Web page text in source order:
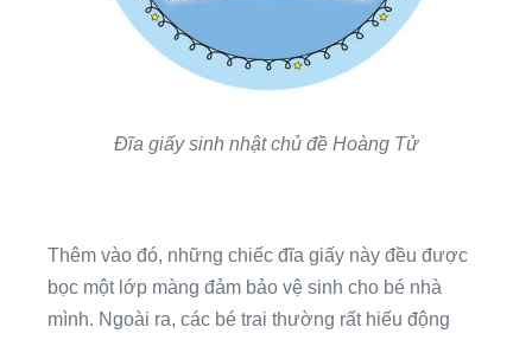
Đĩa giấy sinh nhật chủ đề Hoàng Tử
Thêm vào đó, những chiếc đĩa giấy này đều được
bọc một lớp màng đảm bảo vệ sinh cho bé nhà
mình. Ngoài ra, các bé trai thường rất hiếu động